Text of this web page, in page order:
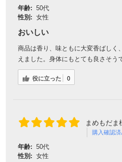
年齢: 50代
性別: 女性
おいしい
商品は香り、味ともに大変香ばしく
えました。身体にもとても良さそう
役に立った 0
まめもだま
購入確認済
年齢: 50代
性別: 女性